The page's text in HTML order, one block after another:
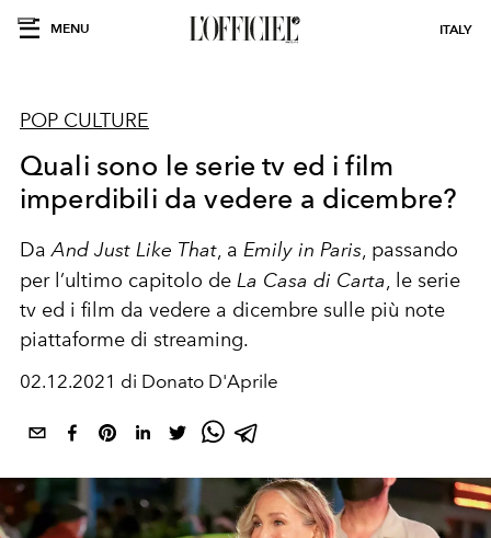
MENU ITALY
POP CULTURE
Quali sono le serie tv ed i film
imperdibili da vedere a dicembre?
DaAnd Just Like That, a Emily in Paris, passando
per l’ultimo capitolo de La Casa di Carta, le serie
tv ed i film da vedere a dicembre sulle più note
piattaforme di streaming.
02.12.2021 di Donato D'Aprile